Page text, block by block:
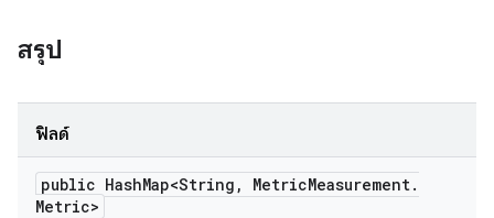
สรุป
ฟิลด์
public HashMap<String , MetricMeasurement.
Metric>